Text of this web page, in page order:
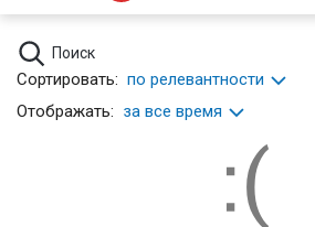
Поиск
Сортировать: по релевантности
Отображать: за все время